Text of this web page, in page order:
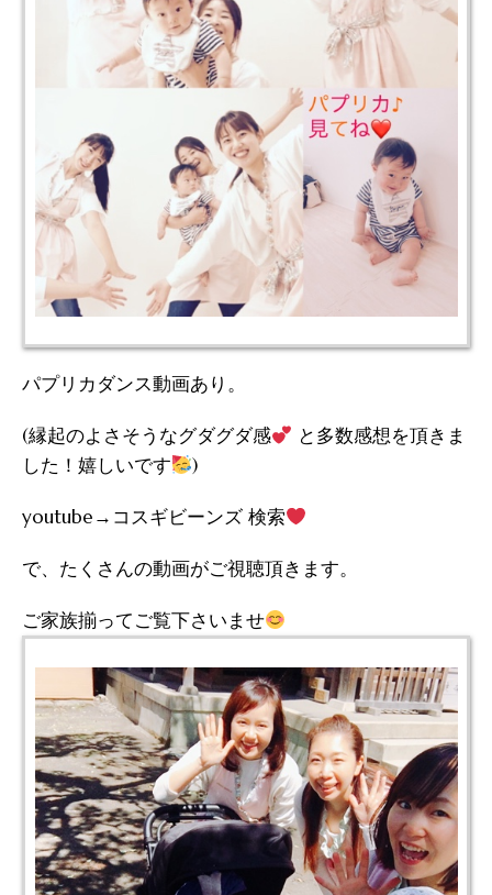
パプリカダンス動画あり。
(縁起のよさそうなグダグダ感
と多数感想を頂きま
した！嬉しいです
)
youtube→コスギビーンズ 検索
で、たくさんの動画がご視聴頂きます。
ご家族揃ってご覧下さいませ